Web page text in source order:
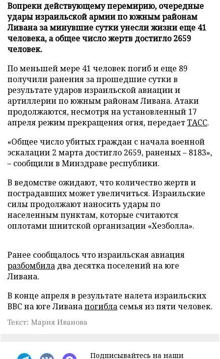
Вопреки действующему перемирию, очередные
удары израильской армии по южным районам
Ливана за минувшие сутки унесли жизни еще 41
человека, а общее число жертв достигло 2659
человек.
По меньшей мере 41 человек погиб и еще 89
получили ранения за прошедшие сутки в
результате ударов израильской авиации и
артиллерии по южным районам Ливана. Атаки
продолжаются, несмотря на установленный 17
апреля режим прекращения огня, передаетТАСС.
«Общее число убитых граждан с начала военной
эскалации 2 марта достигло 2659, раненых – 8183»,
– сообщили в Минздраве республики.
В ведомстве ожидают, что количество жертв и
пострадавших может увеличиться. Израильские
силы продолжают наносить удары по
населенным пунктам, которые считаются
оплотами шиитской организации «Хезболла».
Ранее сообщалось что израильская авиация
разбомбила два десятка поселений на юге
Ливана.
В конце апреля в результате налета израильских
ВВС на юге Ливанапогибла семья из пяти человек.
Текст: Мария Иванова
Подписывайтесь на наши